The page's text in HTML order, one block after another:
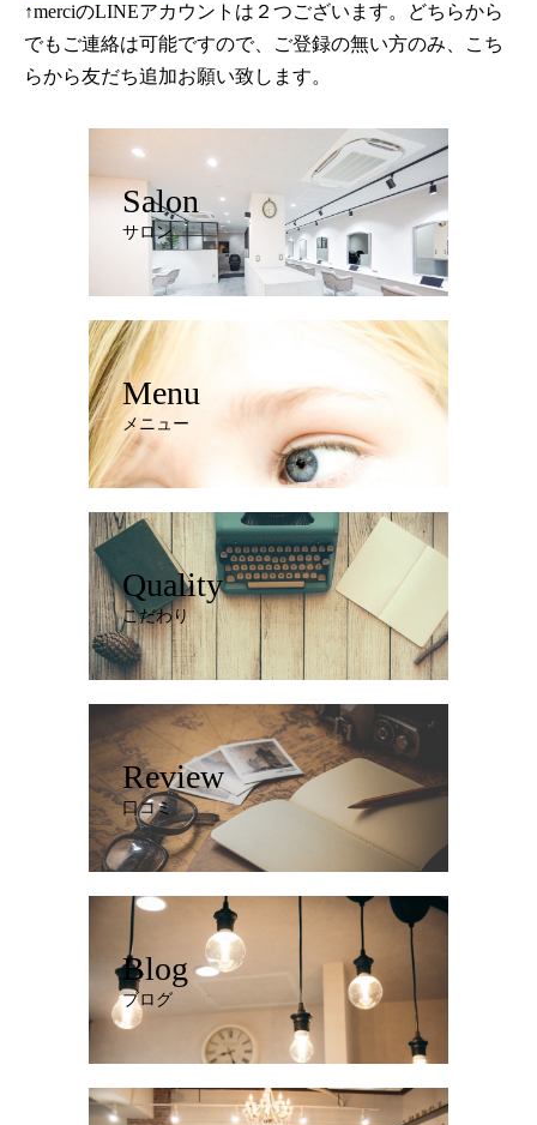
↑merciのLINEアカウントは２つございます。どちらから
でもご連絡は可能ですので、ご登録の無い方のみ、こち
らから友だち追加お願い致します。
Salon
サロン
Menu
メニュー
Quality
こだわり
Review
口コミ
Blog
ブログ